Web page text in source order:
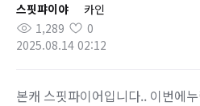
스핏퍄이야
카인
1,289
0
2025.08.14 02:12
본캐 스핏파이어입니다.. 이번에